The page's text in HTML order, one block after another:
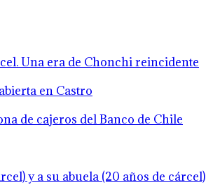
Una era de Chonchi reincidente
en Castro
de cajeros del Banco de Chile
y a su abuela (20 años de cárcel)